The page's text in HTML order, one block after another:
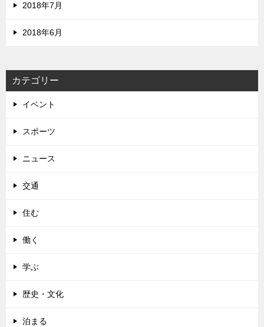
2018年7月
2018年6月
カテゴリー
イベント
スポーツ
ニュース
交通
住む
働く
学ぶ
歴史・文化
泊まる